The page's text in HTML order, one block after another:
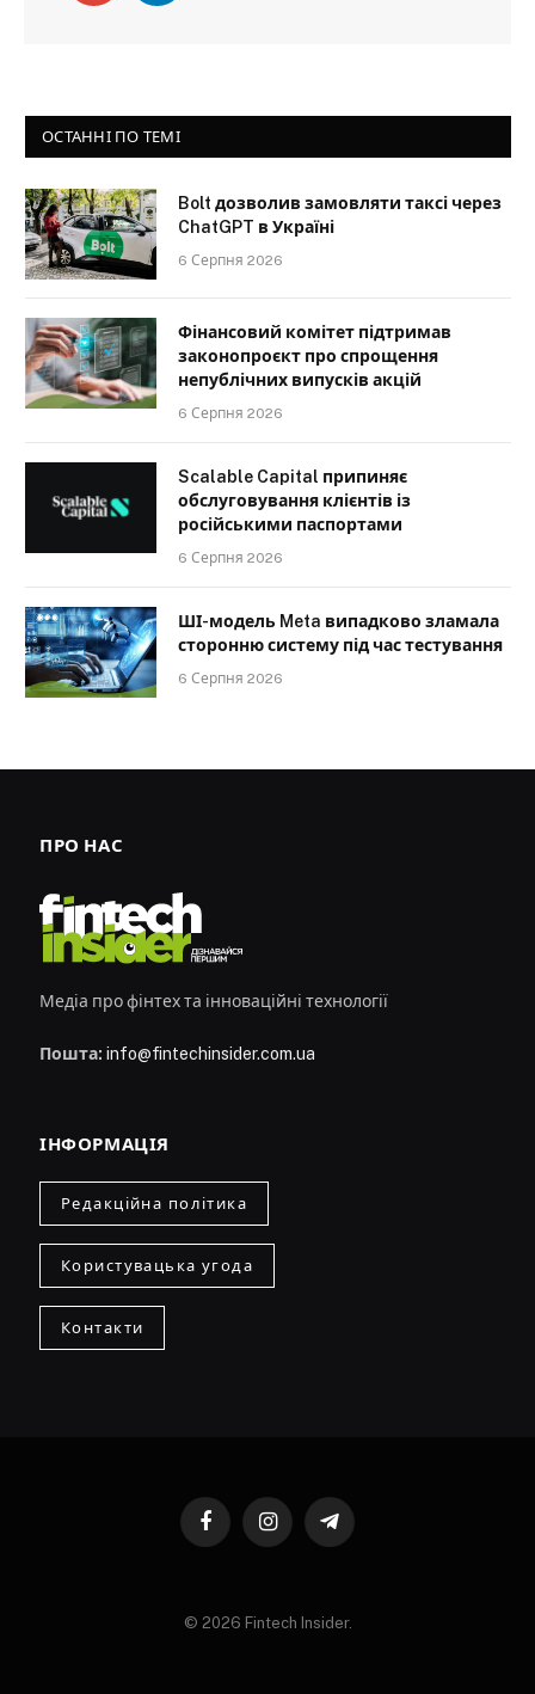
ОСТАННІ ПО ТЕМІ
Bolt дозволив замовляти таксі через
ChatGPT в Україні
6 Серпня 2026
Фінансовий комітет підтримав
законопроєкт про спрощення
непублічних випусків акцій
6 Серпня 2026
Scalable Capital припиняє
обслуговування клієнтів із
російськими паспортами
6 Серпня 2026
ШІ-модель Meta випадково зламала
сторонню систему під час тестування
6 Серпня 2026
ПРО НАС
Медіа про фінтех та інноваційні технології
Пошта: info@fintechinsider.com.ua
ІНФОРМАЦІЯ
Редакційна політика
Користувацька угода
Контакти
FacebookInstagramTelegram
© 2026 Fintech Insider.